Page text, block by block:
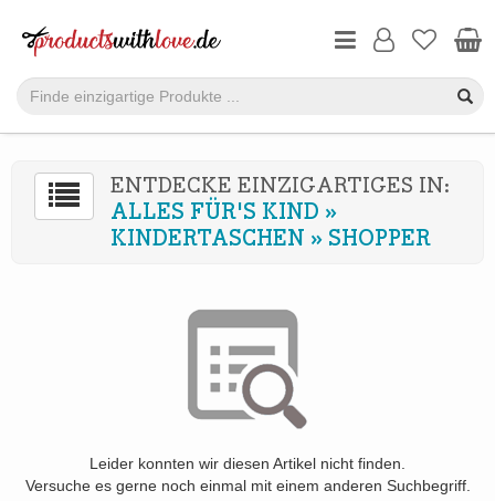
ENTDECKE EINZIGARTIGES IN:
ALLES FÜR'S KIND »
KINDERTASCHEN » SHOPPER
Leider konnten wir diesen Artikel nicht finden.
Versuche es gerne noch einmal mit einem anderen Suchbegriff.